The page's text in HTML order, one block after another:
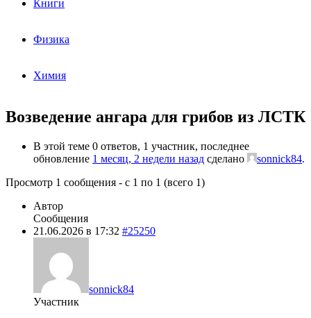
Книги
Физика
Химия
Возведение ангара для грибов из ЛСТК
В этой теме 0 ответов, 1 участник, последнее
обновление 1 месяц, 2 недели назад сделано sonnick84.
Просмотр 1 сообщения - с 1 по 1 (всего 1)
Автор
Сообщения
21.06.2026 в 17:32 #25250
sonnick84
Участник